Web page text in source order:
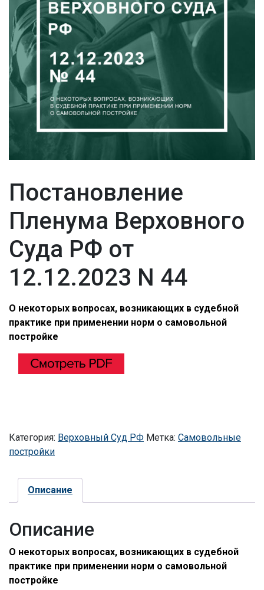
Постановление
Пленума Верховного
Суда РФ от
12.12.2023 N 44
О некоторых вопросах, возникающих в судебной
практике при применении норм о самовольной
постройке
Категория: Верховный Суд РФ Метка: Самовольные
постройки
Описание
Описание
О некоторых вопросах, возникающих в судебной
практике при применении норм о самовольной
постройке